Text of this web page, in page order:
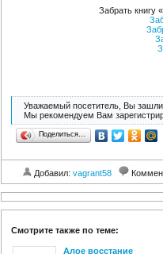
Забрать книгу
Уважаемый посетитель, Вы зашли
Мы рекомендуем Вам
Поделиться…
Добавил: vagrant58
Смотрите также по теме:
Алое восстание